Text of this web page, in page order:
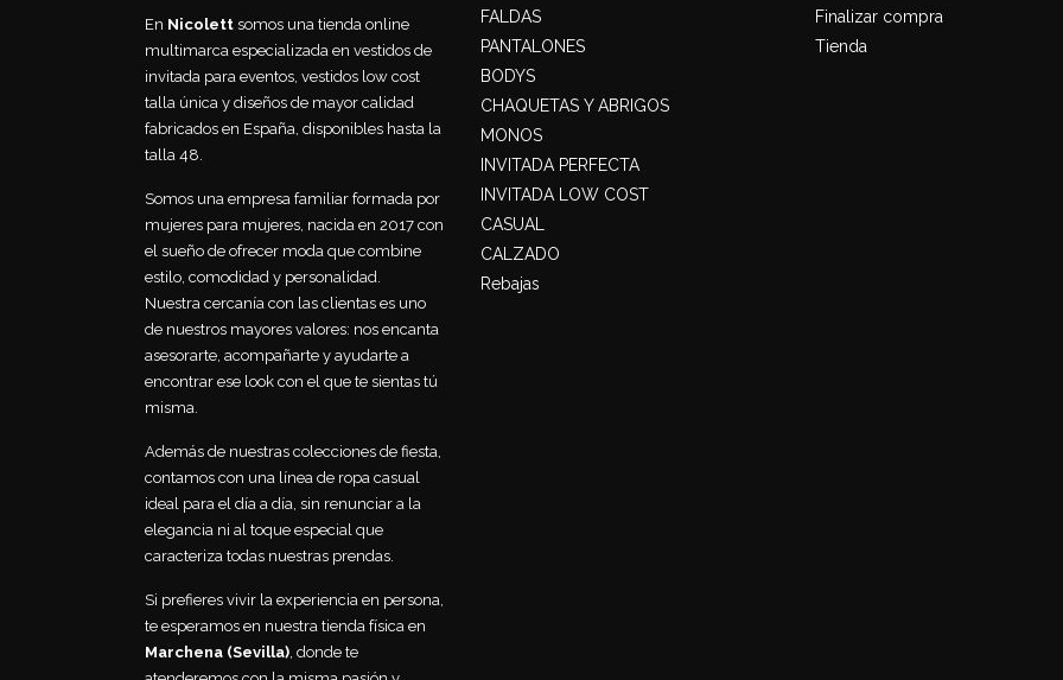
En Nicolett somos una tienda online
multimarca especializada en vestidos de
invitada para eventos, vestidos low cost
talla única y diseños de mayor calidad
fabricados en España, disponibles hasta la
talla 48.
Somos una empresa familiar formada por
mujeres para mujeres, nacida en 2017 con
el sueño de ofrecer moda que combine
estilo, comodidad y personalidad.
Nuestra cercanía con las clientas es uno
de nuestros mayores valores: nos encanta
asesorarte, acompañarte y ayudarte a
encontrar ese look con el que te sientas tú
misma.
Además de nuestras colecciones de fiesta,
contamos con una línea de ropa casual
ideal para el día a día, sin renunciar a la
elegancia ni al toque especial que
caracteriza todas nuestras prendas.
Si prefieres vivir la experiencia en persona,
te esperamos en nuestra tienda física en
Marchena (Sevilla) , donde te
FALDAS
PANTALONES
BODYS
CHAQUETAS Y ABRIGOS
MONOS
INVITADA PERFECTA
INVITADA LOW COST
CASUAL
CALZADO
Rebajas
Finalizar compra
Tienda